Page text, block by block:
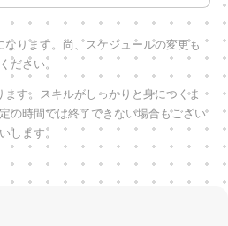
ります。尚、スケジュールの変更も
ださい。
す。スキルがしっかりと身につくま
の時間では終了できない場合もござい
します。